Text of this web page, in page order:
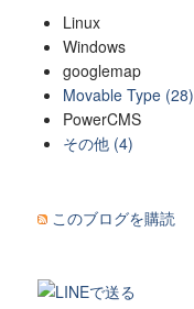
Linux
Windows
googlemap
Movable Type (28)
PowerCMS
その他 (4)
このブログを購読